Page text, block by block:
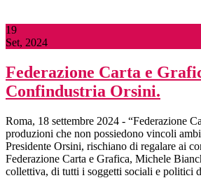
19
Set, 2024
Federazione Carta e
Confindustria Orsini.
Roma, 18 settembre 2024 - “Federazione
produzioni che non possiedono vincoli
Presidente Orsini, rischiano di regalare ai
Federazione Carta e Grafica, Michele
collettiva, di tutti i soggetti sociali e politici